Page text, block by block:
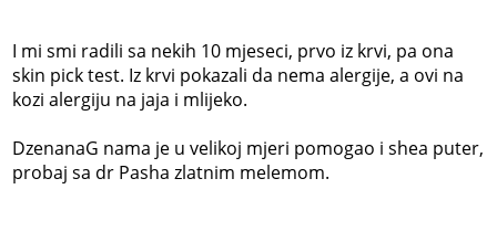
I mi smi radili sa nekih 10 mjeseci, prvo iz krvi, pa ona
skin pick test. Iz krvi pokazali da nema alergije, a ovi na
kozi alergiju na jaja i mlijeko.
DzenanaG nama je u velikoj mjeri pomogao i shea puter,
probaj sa dr Pasha zlatnim melemom.